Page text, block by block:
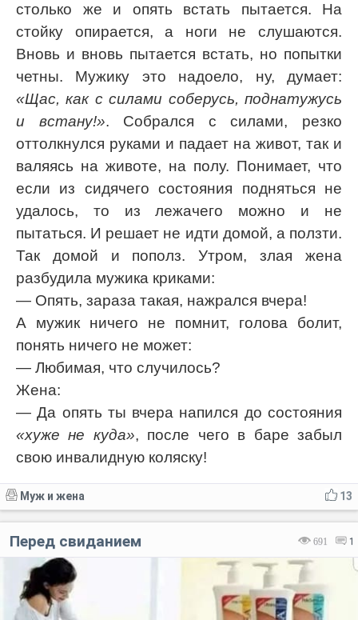
столько же и опять встать пытается. На
стойку опирается, а ноги не слушаются.
Вновь и вновь пытается встать, но попытки
четны. Мужику это надоело, ну, думает:
«Щас, как с силами соберусь, поднатужусь
и встану!». Собрался с силами, резко
оттолкнулся руками и падает на живот, так и
валяясь на животе, на полу. Понимает, что
если из сидячего состояния подняться не
удалось, то из лежачего можно и не
пытаться. И решает не идти домой, а ползти.
Так домой и пополз. Утром, злая жена
разбудила мужика криками:
— Опять, зараза такая, нажрался вчера!
А мужик ничего не помнит, голова болит,
понять ничего не может:
— Любимая, что случилось?
Жена:
— Да опять ты вчера напился до состояния
«хуже не куда», после чего в баре забыл
свою инвалидную коляску!
13
Муж и жена
691 1
Перед свиданием